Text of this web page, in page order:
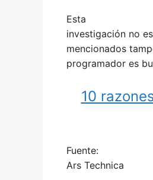
Esta
investigación no
mencionados
programador es
10
Fuente:
Ars Technica